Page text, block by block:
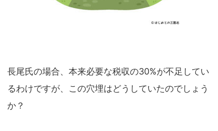
長尾氏の場合、本来必要な税収の30%が不足してい
るわけですが、この穴埋はどうしていたのでしょう
か？